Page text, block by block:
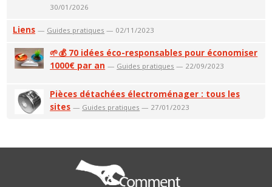
30/01/2026
Liens — Guides pratiques — 02/11/2023
🌱💰 70 idées éco-responsables pour économiser
1000€ par an — Guides pratiques — 22/09/2023
Pièces détachées électroménager : tous les
sites — Guides pratiques — 27/01/2023